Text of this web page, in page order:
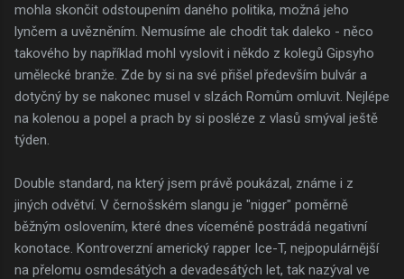
mohla skončit odstoupením daného politika, možná jeho
lynčem a uvězněním. Nemusíme ale chodit tak daleko - něco
takového by například mohl vyslovit i někdo z kolegů Gipsyho
umělecké branže. Zde by si na své přišel především bulvár a
dotyčný by se nakonec musel v slzách Romům omluvit. Nejlépe
na kolenou a popel a prach by si posléze z vlasů smýval ještě
týden.
Double standard, na který jsem právě poukázal, známe i z
jiných odvětví. V černošském slangu je "nigger" poměrně
běžným oslovením, které dnes víceméně postrádá negativní
konotace. Kontroverzní americký rapper Ice-T, nejpopulárnější
na přelomu osmdesátých a devadesátých let, tak nazýval ve